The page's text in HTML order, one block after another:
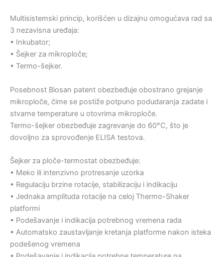
Multisistemski princip, korišćen u dizajnu omogućava rad sa
3 nezavisna uređaja:
• Inkubator;
• Šejker za mikroploče;
• Termo-šejker.
Posebnost Biosan patent obezbeđuje obostrano grejanje
mikroploče, čime se postiže potpuno podudaranja zadate i
stvarne temperature u otovrima mikroploče.
Termo-šejker obezbeđuje zagrevanje do 60°C, što je
dovoljno za sprovođenje ELISA testova.
Šejker za ploče-termostat obezbeđuje:
• Meko ili intenzivno protresanje uzorka
• Regulaciju brzine rotacije, stabilizaciju i indikaciju
• Jednaka amplituda rotacije na celoj Thermo-Shaker
platformi
• Podešavanje i indikacija potrebnog vremena rada
• Automatsko zaustavljanje kretanja platforme nakon isteka
podešenog vremena